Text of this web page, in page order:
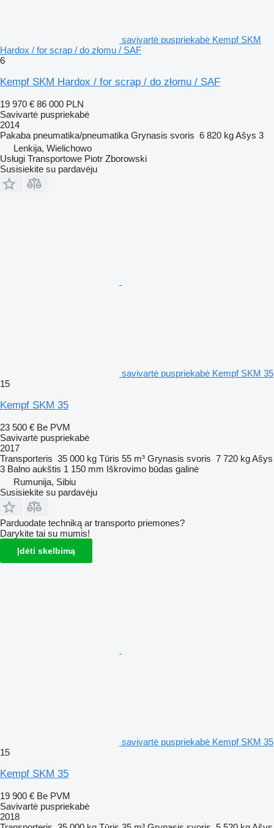
savivartė puspriekabė Kempf SKM
Hardox / for scrap / do złomu / SAF
6
Kempf SKM Hardox / for scrap / do złomu / SAF
19 970 € 86 000 PLN
Savivartė puspriekabė
2014
Pakaba pneumatika/pneumatika Grynasis svoris 6 820 kgAšys 3
Lenkija, Wielichowo
Usługi Transportowe Piotr Zborowski
Susisiekite su pardavėju
savivartė puspriekabė Kempf SKM 35
15
Kempf SKM 35
23 500 € Be PVM
Savivartė puspriekabė
2017
Transporteris 35 000 kg Tūris 55 m³ Grynasis svoris 7 720 kgAšys
3 Balno aukštis 1 150 mm Iškrovimo būdas galinė
Rumunija, Sibiu
Susisiekite su pardavėju
Parduodate techniką ar transporto priemones?
Darykite tai su mumis!
Įdėti skelbimą
savivartė puspriekabė Kempf SKM 35
15
Kempf SKM 35
19 900 € Be PVM
Savivartė puspriekabė
2018